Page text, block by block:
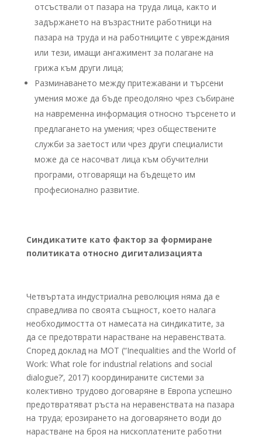
отсъствали от пазара на труда лица, както и
задържането на възрастните работници на
пазара на труда и на работниците с увреждания
или тези, имащи ангажимент за полагане на
грижа към други лица;
Разминаването между притежавани и търсени
умения може да бъде преодоляно чрез събиране
на навременна информация относно търсенето и
предлагането на умения; чрез обществените
служби за заетост или чрез други специалисти
може да се насочват лица към обучителни
програми, отговарящи на бъдещето им
професионално развитие.
Синдикатите като фактор за формиране
политиката относно дигитализацията
Четвъртата индустриална революция няма да е
справедлива по своята същност, което налага
необходимостта от намесата на синдикатите, за
да се предотврати нарастване на неравенствата.
Според доклад на МОТ (“Inequalities and the World of
Work: What role for industrial relations and social
dialogue?’, 2017) координираните системи за
колективно трудово договаряне в Европа успешно
предотвратяват ръста на неравенствата на пазара
на труда; ерозирането на договарянето води до
нарастване на броя на нископлатените работни